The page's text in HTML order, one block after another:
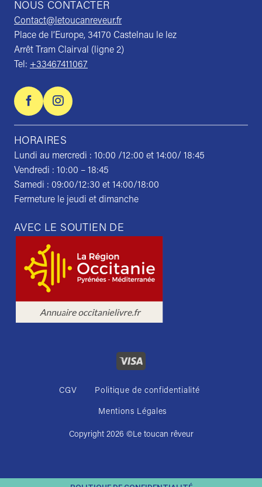
NOUS CONTACTER
Contact@letoucanreveur.fr
Place de l’Europe, 34170 Castelnau le lez
Arrêt Tram Clairval (ligne 2)
Tel: +33467411067
HORAIRES
Lundi au mercredi : 10:00 /12:00 et 14:00/ 18:45
Vendredi : 10:00 – 18:45
Samedi : 09:00/12:30 et 14:00/18:00
Fermeture le jeudi et dimanche
AVEC LE SOUTIEN DE
CGV Politique de confidentialité
Mentions Légales
Copyright 2026 ©Le toucan rêveur